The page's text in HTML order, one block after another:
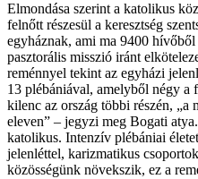
Elmondása szerint a katolikus
felnőtt részesül a keresztség
egyháznak, ami ma 9400
pasztorális misszió iránt
reménnyel tekint az egyházi
13 plébániával, amelyből négy a
kilenc az ország többi részén,
eleven” – jegyzi meg Bogati
katolikus. Intenzív plébániai
jelenléttel, karizmatikus
közösségünk növekszik, ez a